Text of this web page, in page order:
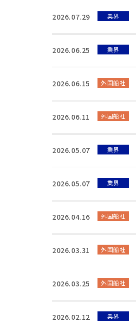
2026.07.29 業界
2026.06.25 業界
2026.06.15 外国船社
2026.06.11 外国船社
2026.05.07 業界
2026.05.07 業界
2026.04.16 外国船社
2026.03.31 外国船社
2026.03.25 外国船社
2026.02.12 業界